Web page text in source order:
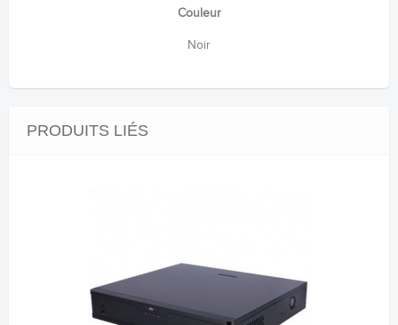
Couleur
Noir
PRODUITS LIÉS